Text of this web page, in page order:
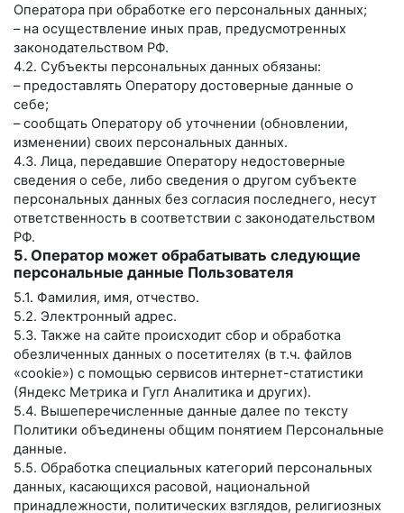
Оператора при обработке его персональных данных;
– на осуществление иных прав, предусмотренных
законодательством РФ.
4.2. Субъекты персональных данных обязаны:
– предоставлять Оператору достоверные данные о
себе;
– сообщать Оператору об уточнении (обновлении,
изменении) своих персональных данных.
4.3. Лица, передавшие Оператору недостоверные
сведения о себе, либо сведения о другом субъекте
персональных данных без согласия последнего, несут
ответственность в соответствии с законодательством
РФ.
5. Оператор может обрабатывать следующие
персональные данные Пользователя
5.1. Фамилия, имя, отчество.
5.2. Электронный адрес.
5.3. Также на сайте происходит сбор и обработка
обезличенных данных о посетителях (в т.ч. файлов
«cookie») с помощью сервисов интернет-статистики
(Яндекс Метрика и Гугл Аналитика и других).
5.4. Вышеперечисленные данные далее по тексту
Политики объединены общим понятием Персональные
данные.
5.5. Обработка специальных категорий персональных
данных, касающихся расовой, национальной
принадлежности, политических взглядов, религиозных